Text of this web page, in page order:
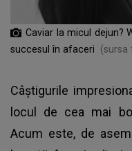
Caviar la micul dejun?
succesul în afaceri
(sursa
Câștigurile
locul de cea mai
Acum este, de